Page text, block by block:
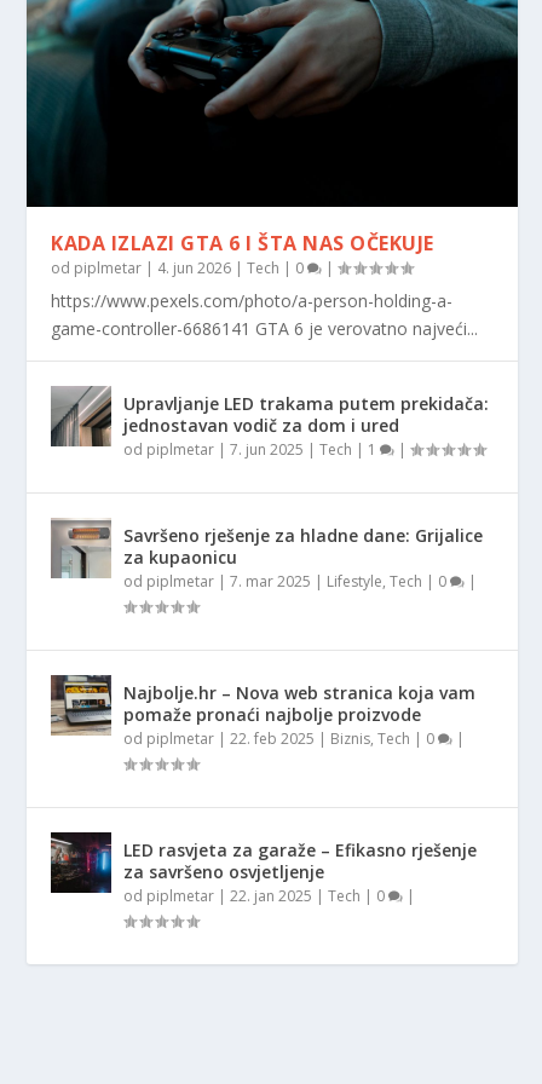
KADA IZLAZI GTA 6 I ŠTA NAS OČEKUJE
od piplmetar | 4. jun 2026 |Tech | 0 |
https://www.pexels.com/photo/a-person-holding-a-
game-controller-6686141 GTA 6 je verovatno najveći...
Upravljanje LED trakama putem prekidača:
jednostavan vodič za dom i ured
od piplmetar |7. jun 2025 |Tech | 1 |
Savršeno rješenje za hladne dane: Grijalice
za kupaonicu
od piplmetar |7. mar 2025 | Lifestyle,Tech | 0 |
Najbolje.hr – Nova web stranica koja vam
pomaže pronaći najbolje proizvode
od piplmetar |22. feb 2025 | Biznis,Tech | 0 |
LED rasvjeta za garaže – Efikasno rješenje
za savršeno osvjetljenje
od piplmetar |22. jan 2025 |Tech | 0 |